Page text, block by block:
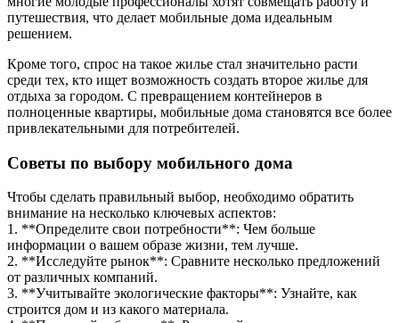
путешествия, что делает мобильные дома идеальным
решением.
Кроме того, спрос на такое жилье стал значительно расти
среди тех, кто ищет возможность создать второе жилье для
отдыха за городом. С превращением контейнеров в
полноценные квартиры, мобильные дома становятся все более
привлекательными для потребителей.
Советы по выбору мобильного дома
Чтобы сделать правильный выбор, необходимо обратить
внимание на несколько ключевых аспектов:
1. **Определите свои потребности**: Чем больше
информации о вашем образе жизни, тем лучше.
2. **Исследуйте рынок**: Сравните несколько предложений
от различных компаний.
3. **Учитывайте экологические факторы**: Узнайте, как
строится дом и из какого материала.